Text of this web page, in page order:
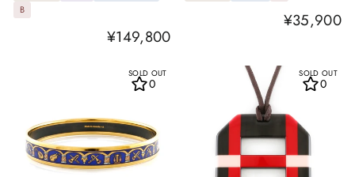
B
¥149,800
¥35,900
SOLD OUT
0
SOLD OUT
0